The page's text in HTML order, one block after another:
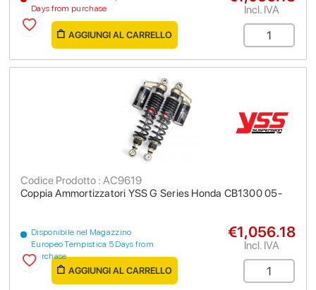
Days from purchase
Incl. IVA
AGGIUNGI AL CARRELLO
Coppia Ammortizzatori YSS G Series Honda CB1300 05-
Codice Prodotto : AC9619
Disponibile nel Magazzino
Europeo Tempistica 5 Days from
purchase
€1,056.18
Incl. IVA
AGGIUNGI AL CARRELLO